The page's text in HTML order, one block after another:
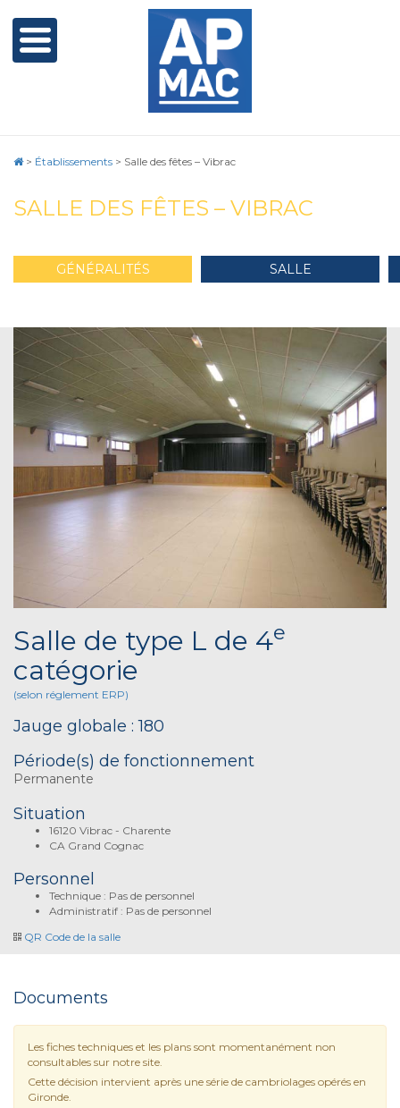
> Établissements > Salle des fêtes – Vibrac
SALLE DES FÊTES – VIBRAC
GÉNÉRALITÉS SALLE
Salle de type L de 4e
catégorie
(selon réglement ERP)
Jauge globale : 180
Période(s) de fonctionnement
Permanente
Situation
16120 Vibrac - Charente
CA Grand Cognac
Personnel
Technique : Pas de personnel
Administratif : Pas de personnel
QR Code de la salle
Documents
Les fiches techniques et les plans sont momentanément non
consultables sur notre site.
Cette décision intervient après une série de cambriolages opérés en
Gironde.